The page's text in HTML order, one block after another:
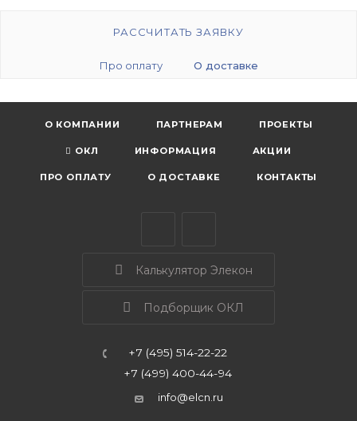
РАССЧИТАТЬ ЗАЯВКУ
Про оплату О доставке
О КОМПАНИИ ПАРТНЕРАМ ПРОЕКТЫ
ОКЛ ИНФОРМАЦИЯ АКЦИИ
ПРО ОПЛАТУ О ДОСТАВКЕ КОНТАКТЫ
Калькулятор Элекон
Подборщик ОКЛ
+7 (495) 514-22-22
+7 (499) 400-44-94
info@elcn.ru